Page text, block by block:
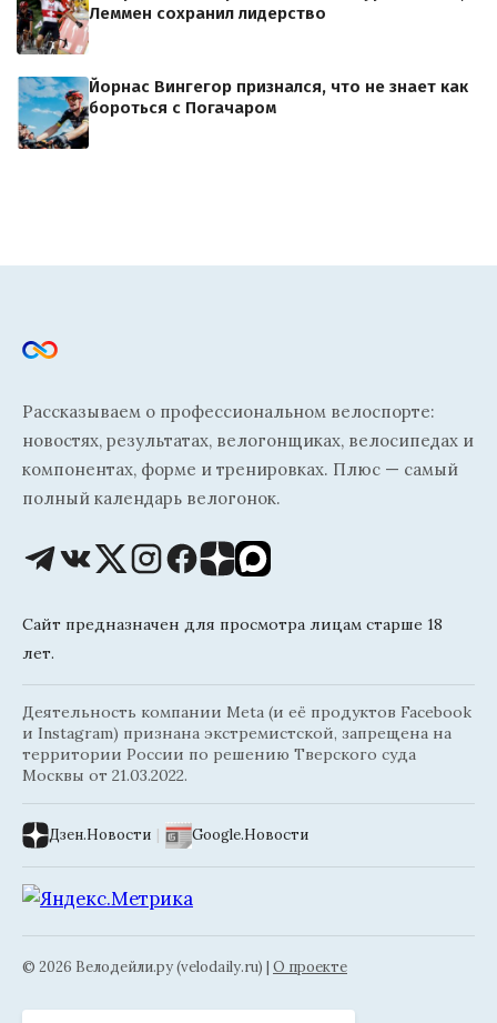
Леммен сохранил лидерство
Йорнас Вингегор признался, что не знает как
бороться с Погачаром
Рассказываем о профессиональном велоспорте:
новостях, результатах, велогонщиках, велосипедах и
компонентах, форме и тренировках. Плюс — самый
полный календарь велогонок.
Сайт предназначен для просмотра лицам старше 18
лет.
Деятельность компании Meta (и её продуктов Facebook
и Instagram) признана экстремистской, запрещена на
территории России по решению Тверского суда
Москвы от 21.03.2022.
Дзен.Новости | Google.Новости
© 2026 Велодейли.ру (velodaily.ru) | О проекте